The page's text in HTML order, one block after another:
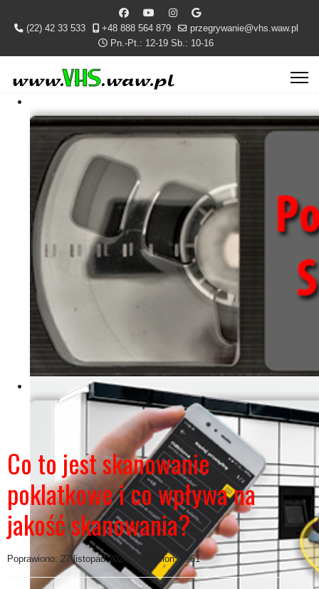
(22) 42 33 533 +48 888 564 879
przegrywanie@vhs.waw.pl
Pn.-Pt.: 12-19 Sb.: 10-16
Co to jest skanowanie
poklatkowe i co wpływa na
jakość skanowania?
Poprawiono: 27 listopad 2024 Odsłon: 6961